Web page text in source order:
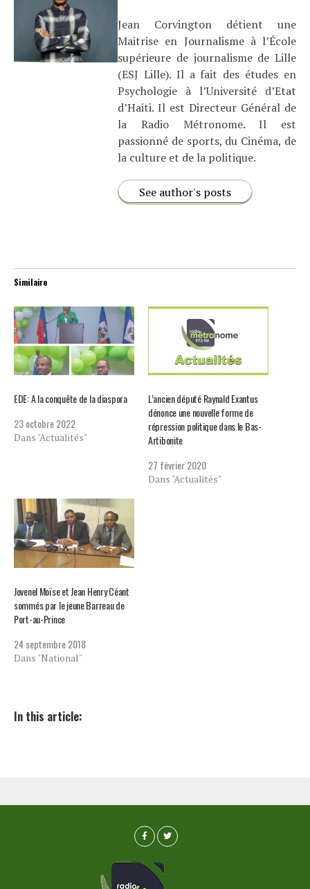
Jean Corvington détient une
Maitrise en Journalisme à l’École
supérieure de journalisme de Lille
(ESJ Lille). Il a fait des études en
Psychologie à l’Université d’Etat
d’Haiti. Il est Directeur Général de
la Radio Métronome. Il est
passionné de sports, du Cinéma, de
la culture et de la politique.
See author's posts
Similaire
EDE: A la conquête de la diaspora
23 octobre 2022
Dans "Actualités"
L’ancien député Raynald Exantus
dénonce une nouvelle forme de
répression politique dans le Bas-
Artibonite
27 février 2020
Dans "Actualités"
Jovenel Moïse et Jean Henry Céant
sommés par le jeune Barreau de
Port-au-Prince
24 septembre 2018
Dans "National"
In this article: